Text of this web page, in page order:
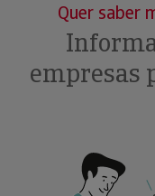
Quer saber
empresas